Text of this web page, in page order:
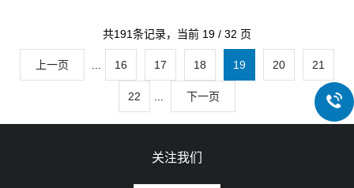
求意见稿。
共191条记录，当前 19 / 32 页
上一页 16 17 18 19 20 21
22 下一页
关注我们